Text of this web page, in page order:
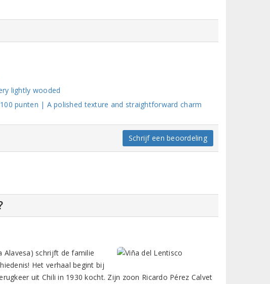
lightly wooded
punten | A polished texture and straightforward charm
Schrijf een beoordeling
Alavesa) schrijft de familie
Het verhaal begint bij
uit Chili in 1930 kocht. Zijn zoon Ricardo Pérez Calvet